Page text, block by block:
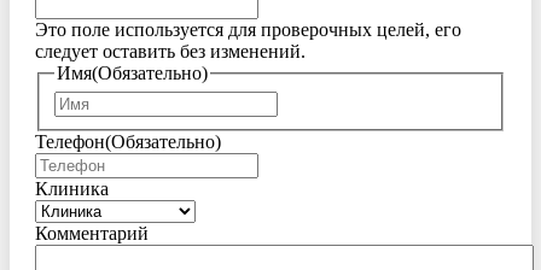
Это поле используется для проверочных целей, его
следует оставить без изменений.
Имя(Обязательно)
Телефон(Обязательно)
Клиника
Комментарий